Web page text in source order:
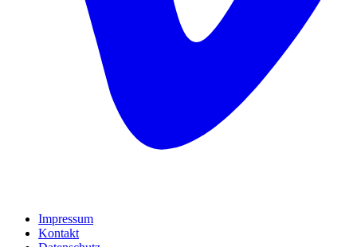
Impressum
Kontakt